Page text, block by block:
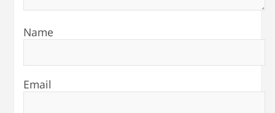
Name
Email